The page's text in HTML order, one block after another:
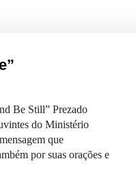
Be Still” Prezado
do Ministério
que
por suas orações e